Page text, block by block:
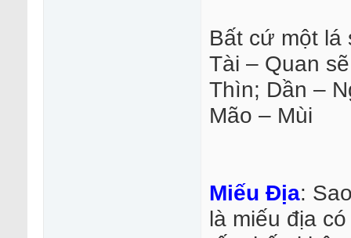
Bất cứ một lá
Tài – Quan
Thìn; Dần –
Mão – Mùi
Miếu Địa:
là miếu địa